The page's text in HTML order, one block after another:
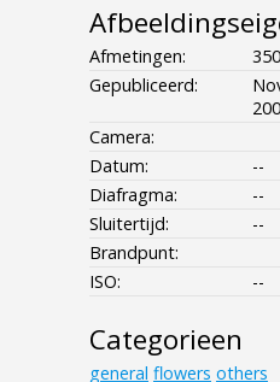
Afmetingen:
Gepubliceerd:
Camera:
Datum:
--
Diafragma:
--
Sluitertijd:
--
Brandpunt:
ISO:
--
Categorieen
general flowers others